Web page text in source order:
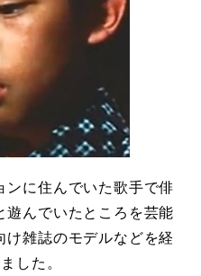
ンに住んでいた歌手で俳
遊んでいたところを芸能
け雑誌のモデルなどを経
した。